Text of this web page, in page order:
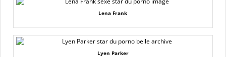
Lena Frank
Lyen Parker